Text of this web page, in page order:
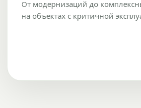
От модернизаций до
на объектах с критичной